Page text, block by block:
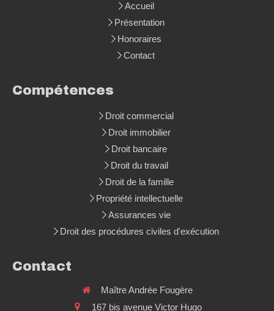
Accueil
Présentation
Honoraires
Contact
Compétences
Droit commercial
Droit immobilier
Droit bancaire
Droit du travail
Droit de la famille
Propriété intellectuelle
Assurances vie
Droit des procédures civiles d'exécution
Contact
Maître Andrée Fougère
167 bis avenue Victor Hugo